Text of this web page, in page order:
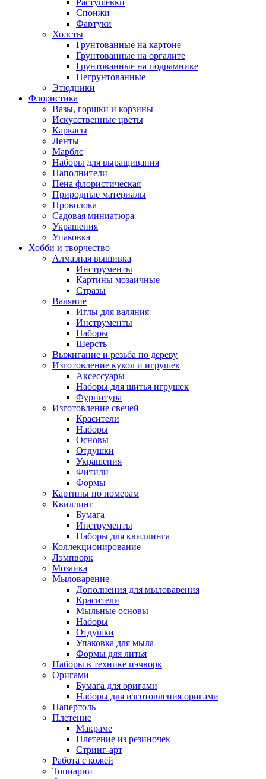
Растушевки
Спонжи
Фартуки
Холсты
Грунтованные на картоне
Грунтованные на оргалите
Грунтованные на подрамнике
Негрунтованные
Этюдники
Флористика
Вазы, горшки и корзины
Искусственные цветы
Каркасы
Ленты
Марблс
Наборы для выращивания
Наполнители
Пена флористическая
Природные материалы
Проволока
Садовая миниатюра
Украшения
Упаковка
Хобби и творчество
Алмазная вышивка
Инструменты
Картины мозаичные
Стразы
Валяние
Иглы для валяния
Инструменты
Наборы
Шерсть
Выжигание и резьба по дереву
Изготовление кукол и игрушек
Аксессуары
Наборы для шитья игрушек
Фурнитура
Изготовление свечей
Красители
Наборы
Основы
Отдушки
Украшения
Фитили
Формы
Картины по номерам
Квиллинг
Бумага
Инструменты
Наборы для квиллинга
Коллекционирование
Лэмпворк
Мозаика
Мыловарение
Дополнения для мыловарения
Красители
Мыльные основы
Наборы
Отдушки
Упаковка для мыла
Формы для литья
Наборы в технике пэчворк
Оригами
Бумага для оригами
Наборы для изготовления оригами
Папертоль
Плетение
Макраме
Плетение из резиночек
Стринг-арт
Работа с кожей
Топиарии